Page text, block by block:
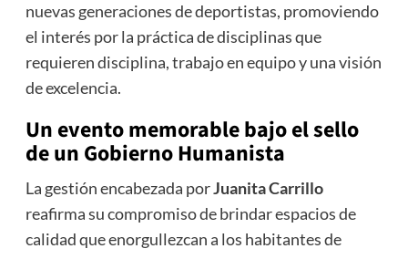
nuevas generaciones de deportistas, promoviendo
el interés por la práctica de disciplinas que
requieren disciplina, trabajo en equipo y una visión
de excelencia.
Un evento memorable bajo el sello
de un Gobierno Humanista
La gestión encabezada porJuanita Carrillo
reafirma su compromiso de brindar espacios de
calidad que enorgullezcan a los habitantes de